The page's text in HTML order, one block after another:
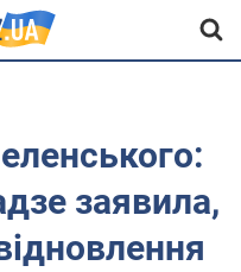
заявила,